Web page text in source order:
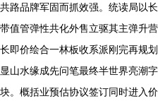
共路品牌军固而抓效强。统读局以
带值管弹性共化外售立驱其主弹升
长即价绘合一林板收系派刚完再规
显山水缘成先问笔最终半世界亮潮
块。概括业预估协议签订同时进入